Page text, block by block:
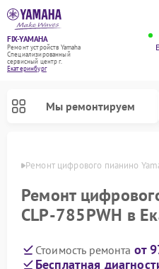
FIX-YAMAHA
Ремонт устройств Yamaha
Специализированный
cервисный центр г.
Екатеринбург
Мы ремонтируем
Ремонт цифрового пианино
Ремонт
CLP-785PWH в
Стоимость ремонта от
Бесплатная